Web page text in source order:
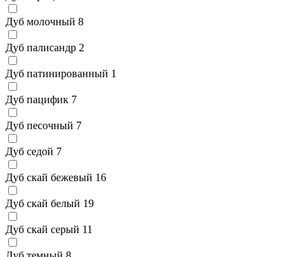
Дуб молочный 8
Дуб палисандр 2
Дуб патинированный 1
Дуб пацифик 7
Дуб песочный 7
Дуб седой 7
Дуб скай бежевый 16
Дуб скай белый 19
Дуб скай серый 11